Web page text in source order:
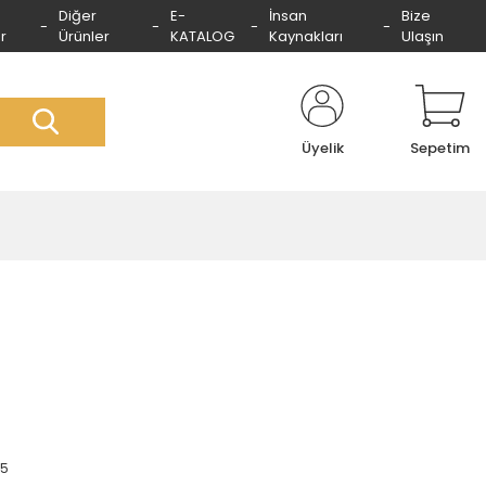
Diğer
Ürünler
E-
KATALOG
İnsan
Kaynakları
Bize
Ulaşın
Üyelik Sepetim